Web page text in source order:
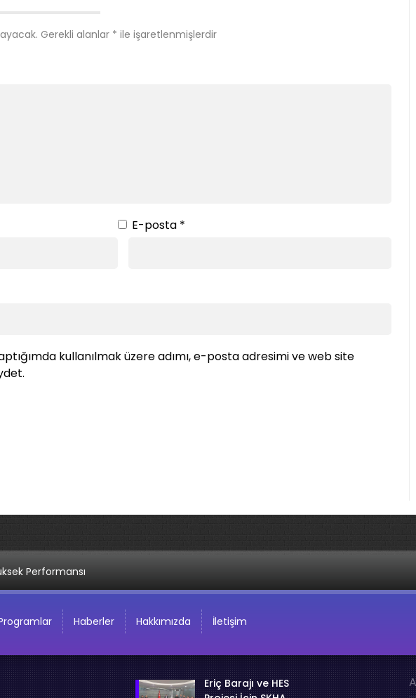
Gerekli alanlar * ile işaretlenmişlerdir
E-posta *
kullanılmak üzere adımı, e-posta adresimi ve web site
Performansı
Haberler Hakkımızda İletişim
Eriç Barajı ve HES